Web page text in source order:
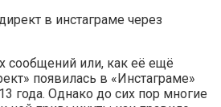
сообщений или, как её ещё
появилась в «Инстаграме»
года. Однако до сих пор многие